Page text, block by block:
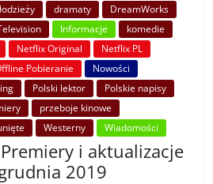
dramaty
DreamWorks
Informacje
komedie
Netflix Original
Netflix PL
Pobieranie
Nowości
Polski lektor
Polskie napisy
przeboje kinowe
Westerny Wiadomości
i aktualizacje
2019